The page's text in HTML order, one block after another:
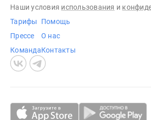
Наши условия использования и
Тарифы
Прессе
Команда
Помощь
О нас
Контакты